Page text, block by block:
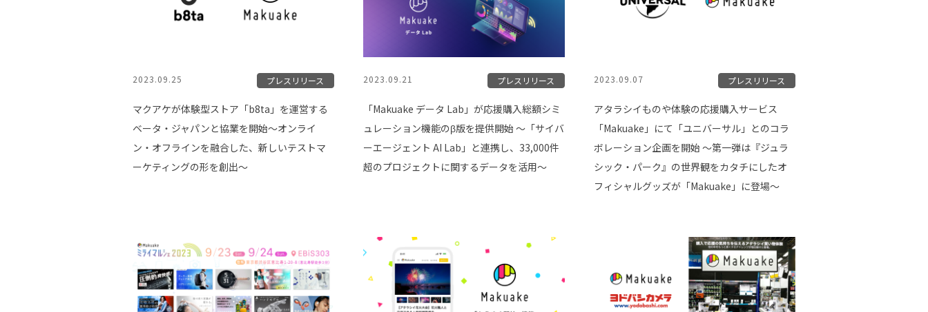
2023.09.25 プレスリリース
マクアケが体験型ストア「b8ta」を運営する
ベータ・ジャパンと協業を開始〜オンライ
ン・オフラインを融合した、新しいテストマ
ーケティングの形を創出〜
2023.09.21 プレスリリース
「Makuake データ Lab」が応援購入総額シミ
ュレーション機能のβ版を提供開始 〜「サイバ
ーエージェント AI Lab」と連携し、33,000件
超のプロジェクトに関するデータを活用〜
2023.09.07 プレスリリース
アタラシイものや体験の応援購入サービス
「Makuake」にて「ユニバーサル」とのコラ
ボレーション企画を開始 〜第一弾は『ジュラ
シック・パーク』の世界観をカタチにしたオ
フィシャルグッズが「Makuake」に登場〜